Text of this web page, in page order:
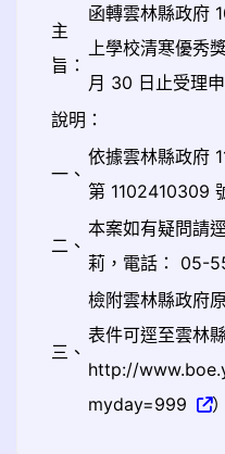
主
旨：
函轉雲林縣政府
上學校清寒優秀
月 30 日止受理
說明：
一、
依據雲林縣政府
第 1102410309
二、
本案如有疑問請
莉，電話： 05-
三、
檢附雲林縣政府
表件可逕至雲林
http://
myday=999